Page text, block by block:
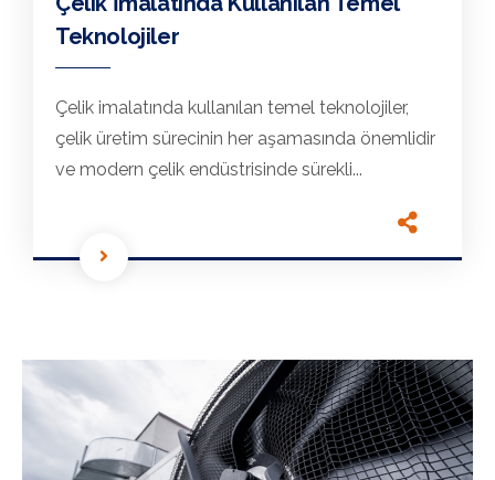
Teknolojiler
Çelik imalatında kullanılan temel teknolojiler,
çelik üretim sürecinin her aşamasında önemlidir
ve modern çelik endüstrisinde sürekli...